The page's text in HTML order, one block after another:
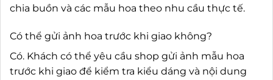
chia buồn và các mẫu hoa theo nhu cầu thực tế.
Có thể gửi ảnh hoa trước khi giao không?
Có. Khách có thể yêu cầu shop gửi ảnh mẫu hoa
trước khi giao để kiểm tra kiểu dáng và nội dung